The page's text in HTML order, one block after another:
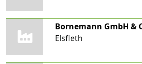
Bornemann GmbH &
Elsfleth